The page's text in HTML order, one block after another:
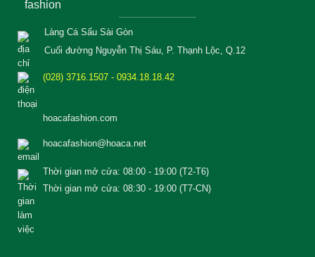
Làng Cá Sấu Sài Gòn
Cuối đường Nguyễn Thị Sáu, P. Thạnh Lộc, Q.12
(028) 3716.1507 - 0934.18.18.42
hoacafashion.com
hoacafashion@hoaca.net
Thời gian mở cửa: 08:00 - 19:00 (T2-T6)
Thời gian mở cửa: 08:30 - 19:00 (T7-CN)